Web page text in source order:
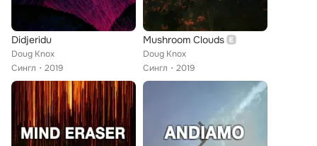
Didjeridu
Doug Knox
Сингл
2019
Mushroom Clouds
Doug Knox
Сингл
2019